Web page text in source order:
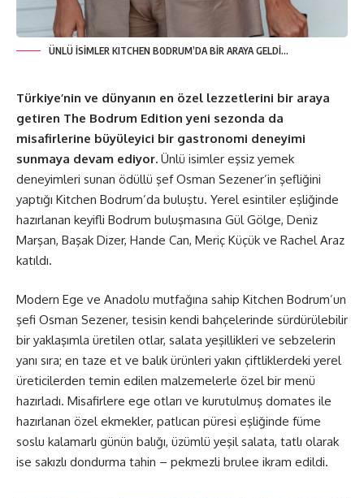
ÜNLÜ İSİMLER KITCHEN BODRUM’DA BİR ARAYA GELDİ…
Türkiye’nin ve dünyanın en özel lezzetlerini bir araya
getiren The Bodrum Edition yeni sezonda da
misafirlerine büyüleyici bir gastronomi deneyimi
sunmaya devam ediyor. Ünlü isimler eşsiz yemek
deneyimleri sunan ödüllü şef Osman Sezener’in şefliğini
yaptığı Kitchen Bodrum’da buluştu. Yerel esintiler eşliğinde
hazırlanan keyifli Bodrum buluşmasına Gül Gölge, Deniz
Marşan, Başak Dizer, Hande Can, Meriç Küçük ve Rachel Araz
katıldı.
Modern Ege ve Anadolu mutfağına sahip Kitchen Bodrum’un
şefi Osman Sezener, tesisin kendi bahçelerinde sürdürülebilir
bir yaklaşımla üretilen otlar, salata yeşillikleri ve sebzelerin
yanı sıra; en taze et ve balık ürünleri yakın çiftliklerdeki yerel
üreticilerden temin edilen malzemelerle özel bir menü
hazırladı. Misafirlere ege otları ve kurutulmuş domates ile
hazırlanan özel ekmekler, patlıcan püresi eşliğinde füme
soslu kalamarlı günün balığı, üzümlü yeşil salata, tatlı olarak
ise sakızlı dondurma tahin – pekmezli brulee ikram edildi.